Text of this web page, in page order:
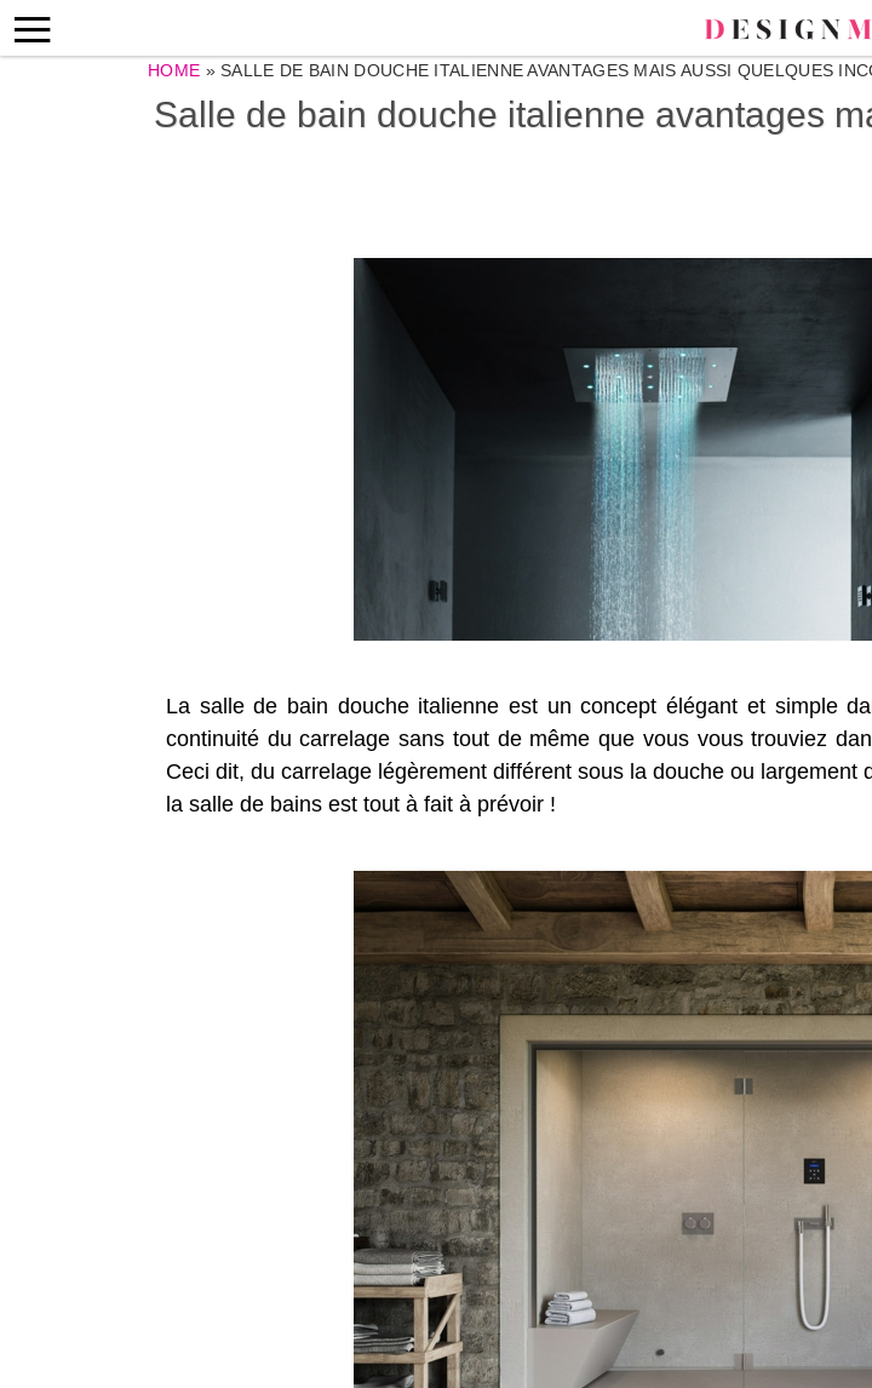
HOME »SALLE DE BAIN DOUCHE ITALIENNE AVANTAGES MAIS AUSSI QUELQUES
Salle de bain douche italienne avantages
La salle de bain douche italienne est un concept élégant et simple
continuité du carrelage sans tout de même que vous vous trouviez
Ceci dit, du carrelage légèrement différent sous la douche ou
la salle de bains est tout à fait à prévoir !